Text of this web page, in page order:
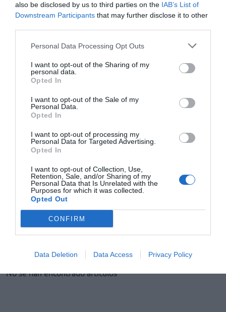
also be disclosed by us to third parties on the IAB’s List of
Downstream Participants that may further disclose it to other
Personal Data Processing Opt Outs
I want to opt-out of the Sharing of my
personal data.
Opted In
I want to opt-out of the Sale of my
Personal Data.
Opted In
I want to opt-out of processing my
Personal Data for Targeted Advertising.
Opted In
I want to opt-out of Collection, Use,
Retention, Sale, and/or Sharing of my
Personal Data that Is Unrelated with the
Purposes for which it was collected.
Opted Out
CONFIRM
Data Deletion Data Access Privacy Policy
Nuestra formación: aspecto clave para el desarrollo
Relación entre farmacéuticos y profesionales sanitarios
Redacción 20/01/2012
Los farmacéuticos canarios piden al presidente del
Gobierno de Canarias que intervenga para resolver las
dificultades financieras que atraviesan
Noticias y novedades Redacción
15/11/2011
«La Consejería de Sanidad del Gobierno de Canarias adeuda a día de
hoy 37 millones de euros a las oficinas de farmacia de la comunidad
noviembre». Con estas palabras comienza un comunicado hecho
público hoy por los colegios de Las Palmas y de Santa Cruz de
Tenerife, de la Federación de Farmacéuticos de Canarias y de
Distribución Farmacéutica Canaria
1 2
No se han encontrado artículos